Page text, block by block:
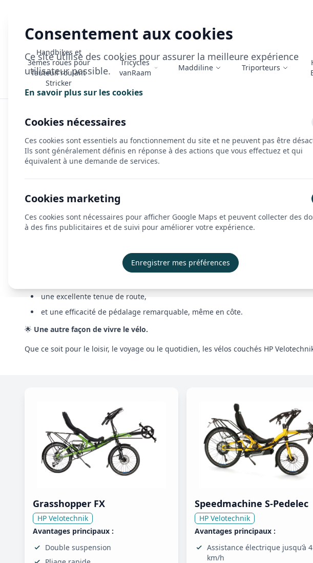
Handbikes et
3èmes roues pour
fauteuil roulant
Stricker
Tricycles
vanRaam
Maddiline Triporteurs
Gamme vélos couchés
Pensés pour les cyclistes qui recherchent une expérience de conduite
posture naturelle, réduit la fatigue et offre une vision panoramique de la route.
⚙️Une conception allemande d’exception.
Chaque modèle HP Velotechnik est le fruit d’un savoir-faire technique unique :
Les vélos couchés de la marque se distinguent par :
une excellente tenue de route,
et une efficacité de pédalage remarquable, même en côte.
🌟 Une autre façon de vivre le vélo.
Que ce soit pour le loisir, le voyage ou le quotidien, les vélos couchés HP
Grasshopper FX
HP Velotechnik
Avantages principaux :
Double suspension
Speedmachine S-Pedelec
HP Velotechnik
Avantages principaux :
Assistance électrique jusqu’à
km/h
Consentement aux cookies
Ce site utilise des cookies pour assurer la meilleure expérience
utilisateur possible.
En savoir plus sur les cookies
Cookies nécessaires
Ces cookies sont essentiels au fonctionnement du site et ne peuvent pas être
Ils sont généralement définis en réponse à des actions que vous effectuez et qui
équivalent à une demande de services.
Cookies marketing
Ces cookies sont nécessaires pour afficher Google Maps et peuvent collecter des
à des fins publicitaires et de suivi pour améliorer votre expérience.
Enregistrer mes préférences